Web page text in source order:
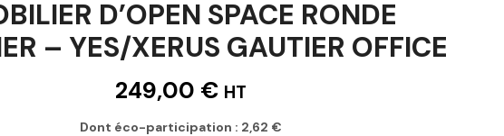
D’OPEN SPACE RONDE
– YES/XERUS GAUTIER OFFICE
249,00 € HT
Dont éco-participation : 2,62 €